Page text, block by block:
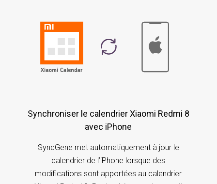
Synchroniser le calendrier Xiaomi Redmi 8
avec iPhone
SyncGene met automatiquement à jour le
calendrier de l’iPhone lorsque des
modifications sont apportées au calendrier